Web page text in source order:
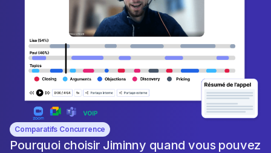
Comparatifs Concurrence
Pourquoi choisir Jiminny quand vous pouvez